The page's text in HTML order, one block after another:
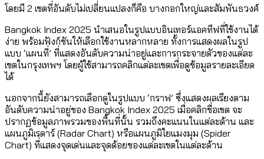
โดยมี 2 เขตที่อันดับไม่เปลี่ยนแปลงก็คือ บางกอกใหญ่และสัมพันธวงศ์
Bangkok Index 2025 นำเสนอในรูปแบบอินเทอร์แอคทีฟที่ใช้งานได้
ง่าย พร้อมฟังก์ชันให้เลือกใช้งานหลากหลาย ทั้งการแสดงผลในรูป
แบบ ‘แผนที่’ ที่แสดงอันดับความน่าอยู่และการกระจายตัวของแต่ละ
เขตในกรุงเทพฯ โดยผู้ใช้สามารถคลิกแต่ละเขตเพื่อดูข้อมูลรายละเอียด
ได้
นอกจากนี้ยังสามารถเลือกดูในรูปแบบ ‘กราฟ’ ซึ่งแสดงผลเรียงตาม
อันดับความน่าอยู่ของ Bangkok Index 2025 เมื่อคลิกชื่อเขต จะ
ปรากฏข้อมูลภาพรวมของพื้นที่นั้น รวมถึงคะแนนในแต่ละด้าน และ
แผนภูมิเรดาร์ (Radar Chart) หรือแผนภูมิใยแมงมุม (Spider
Chart) ที่แสดงจุดเด่นและจุดด้อยของแต่ละเขตในแต่ละด้าน